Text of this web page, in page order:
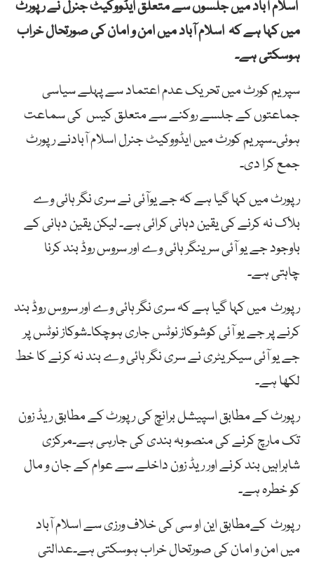
اسلام آباد میں جلسوں سے متعلق ایڈووکیٹ جنرل نے رپورٹ
میں کہا ہے کہ اسلام آباد میں امن و امان کی صورتحال خراب
ہوسکتی ہے۔
سپریم کورٹ میں تحریک عدم اعتماد سے پہلے سیاسی
جماعتوں کے جلسے روکنے سے متعلق کیس کی سماعت
ہوئی۔سپریم کورٹ میں ایڈووکیٹ جنرل اسلام آبادنے رپورٹ
جمع کرا دی۔
رپورٹ میں کہا گیا ہے کہ جے یوآئی نے سری نگر ہائی وے
بلاک نہ کرنے کی یقین دہانی کرائی ہے۔ لیکن یقین دہانی کے
باوجود جے یو آئی سرینگر ہائی وے اور سروس روڈ بند کرنا
چاہتی ہے۔
رپورٹ میں کہا گیا ہے کہ سری نگر ہائی وے اور سروس روڈ بند
کرنے پر جے یو آئی کوشوکاز نوٹس جاری ہوچکا۔شوکاز نوٹس پر
جے یو آئی سیکریٹری نے سری نگر ہائی وے بند نہ کرنے کا خط
لکھا ہے۔
رپورٹ کے مطابق اسپیشل برانچ کی رپورٹ کے مطابق ریڈ زون
تک مارچ کرنے کی منصوبہ بندی کی جارہی ہے۔مرکزی
شاہراہیں بند کرنے اور ریڈ زون داخلے سے عوام کے جان و مال
کو خطرہ ہے۔
رپورٹ کےمطابق این او سی کی خلاف ورزی سے اسلام آباد
میں امن و امان کی صورتحال خراب ہوسکتی ہے۔عدالتی